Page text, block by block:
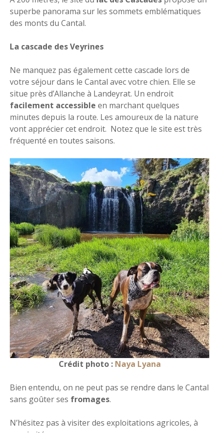
superbe panorama sur les sommets emblématiques
des monts du Cantal.
La cascade des Veyrines
Ne manquez pas également cette cascade lors de
votre séjour dans le Cantal avec votre chien. Elle se
situe près d’Allanche à Landeyrat. Un endroit
facilement accessible en marchant quelques
minutes depuis la route. Les amoureux de la nature
vont apprécier cet endroit. Notez que le site est très
fréquenté en toutes saisons.
Crédit photo : Naya Lyana
Bien entendu, on ne peut pas se rendre dans le Cantal
sans goûter ses fromages.
N’hésitez pas à visiter des exploitations agricoles, à